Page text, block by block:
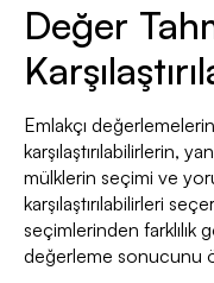
Değer
Emlakçı
karşılaştırılabilirlerin,
mülklerin seçimi ve
karşılaştırılabilirleri
seçimlerinden farklılık
değerleme sonucunu